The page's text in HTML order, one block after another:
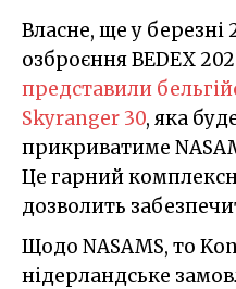
Власне, ще у березні
озброєння BEDEX
представили
Skyranger 30, яка
прикриватиме
Це гарний
дозволить
Щодо NASAMS, то
нідерландське